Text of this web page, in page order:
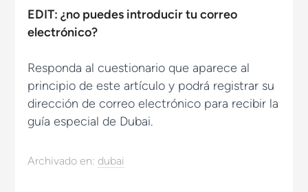
EDIT: ¿no puedes introducir tu correo
electrónico?
Responda al cuestionario que aparece al
principio de este artículo y podrá registrar su
dirección de correo electrónico para recibir la
guía especial de Dubai.
Archivado en: dubai